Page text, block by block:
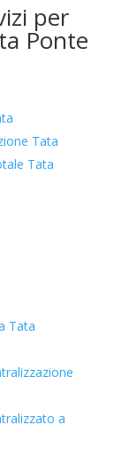
per
Ponte
Tata
Tata
Tata
a